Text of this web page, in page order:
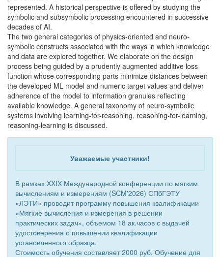
represented. A historical perspective is offered by studying the
symbolic and subsymbolic processing encountered in successive
decades of AI.
The two general categories of physics-oriented and neuro-
symbolic constructs associated with the ways in which knowledge
and data are explored together. We elaborate on the design
process being guided by a prudently augmented additive loss
function whose corresponding parts minimize distances between
the developed ML model and numeric target values and deliver
adherence of the model to information granules reflecting
available knowledge. A general taxonomy of neuro-symbolic
systems involving learning-for-reasoning, reasoning-for-learning,
reasoning-learning is discussed.
Уважаемые участники!
В рамках XXIХ Международной конференции по мягким
вычислениям и измерениям (SCM'2026) СПбГЭТУ
«ЛЭТИ» проводит программу повышения квалификации
«Мягкие вычисления и измерения в решении
практических задач», объемом 18 ак.часов с выдачей
удостоверения о повышении квалификации
установленного образца.
Стоимость обучения составляет 2000 руб. Обучение для